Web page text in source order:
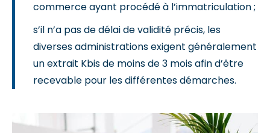
commerce ayant procédé à l’immatriculation ;
s’il n’a pas de délai de validité précis, les
diverses administrations exigent généralement
un extrait Kbis de moins de 3 mois afin d’être
recevable pour les différentes démarches.